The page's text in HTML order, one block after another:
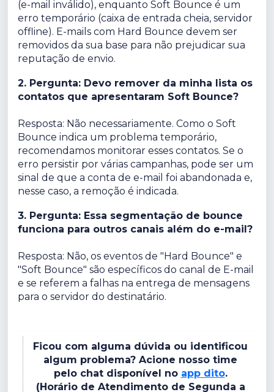
(e-mail inválido), enquanto Soft Bounce é um
erro temporário (caixa de entrada cheia, servidor
offline). E-mails com Hard Bounce devem ser
removidos da sua base para não prejudicar sua
reputação de envio.
2. Pergunta: Devo remover da minha lista os
contatos que apresentaram Soft Bounce?
Resposta: Não necessariamente. Como o Soft
Bounce indica um problema temporário,
recomendamos monitorar esses contatos. Se o
erro persistir por várias campanhas, pode ser um
sinal de que a conta de e-mail foi abandonada e,
nesse caso, a remoção é indicada.
3. Pergunta: Essa segmentação de bounce
funciona para outros canais além do e-mail?
Resposta: Não, os eventos de "Hard Bounce" e
"Soft Bounce" são específicos do canal de E-mail
e se referem a falhas na entrega de mensagens
para o servidor do destinatário.
Ficou com alguma dúvida ou identificou
algum problema? Acione nosso time
pelo chat disponível no app dito.
(Horário de Atendimento de Segunda a